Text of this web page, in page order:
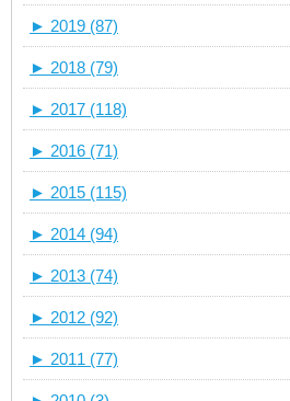
► 2019 (87)
► 2018 (79)
► 2017 (118)
► 2016 (71)
► 2015 (115)
► 2014 (94)
► 2013 (74)
► 2012 (92)
► 2011 (77)